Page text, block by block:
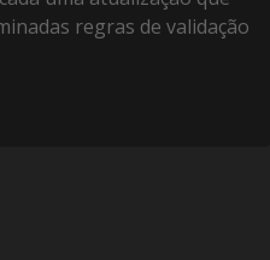
regras de validação